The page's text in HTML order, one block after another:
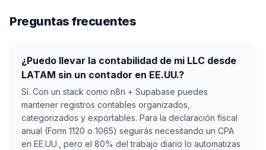
Preguntas frecuentes
¿Puedo llevar la contabilidad de mi LLC desde
LATAM sin un contador en EE.UU.?
Sí. Con un stack como n8n + Supabase puedes
mantener registros contables organizados,
categorizados y exportables. Para la declaración fiscal
anual (Form 1120 o 1065) seguirás necesitando un CPA
en EE.UU., pero el 80% del trabajo diario lo automatizas